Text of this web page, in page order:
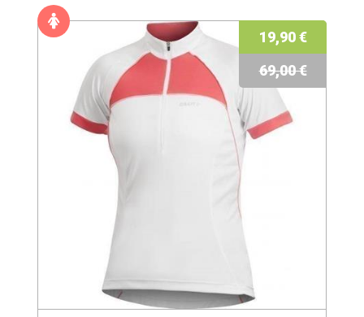
19,90 €
69,00 €